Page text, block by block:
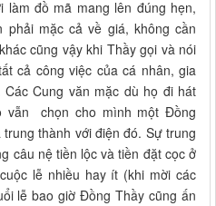
làm đồ mã mang lên đúng hẹn,
phải mặc cả về giá, không cần
cũng vậy khi Thầy gọi và nói
cả công việc của cá nhân, gia
Cung văn mặc dù họ đi hát
vẫn chọn cho mình một Đồng
thành với điện đó. Sự trung
câu nệ tiền lộc và tiền đặt cọc ở
lễ nhiều hay ít (khi mời các
lễ bao giờ Đồng Thầy cũng ấn